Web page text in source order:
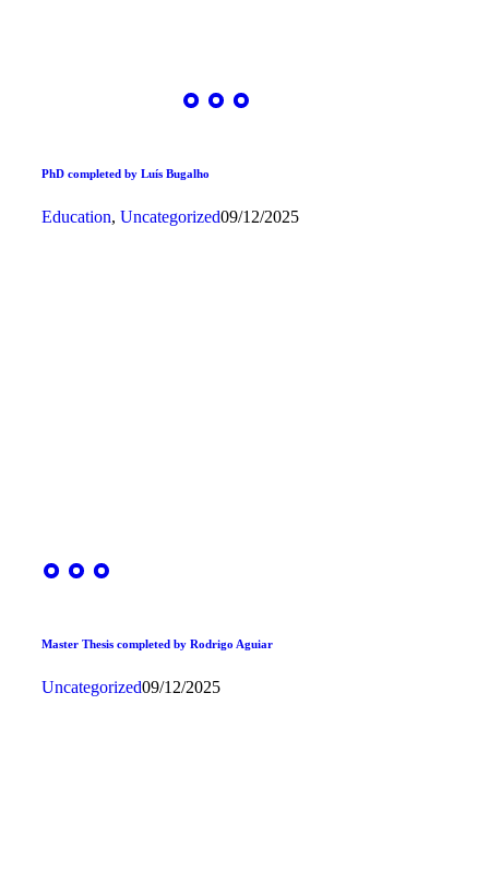
PhD completed by Luís Bugalho
Education, Uncategorized09/12/2025
Master Thesis completed by Rodrigo Aguiar
Uncategorized09/12/2025